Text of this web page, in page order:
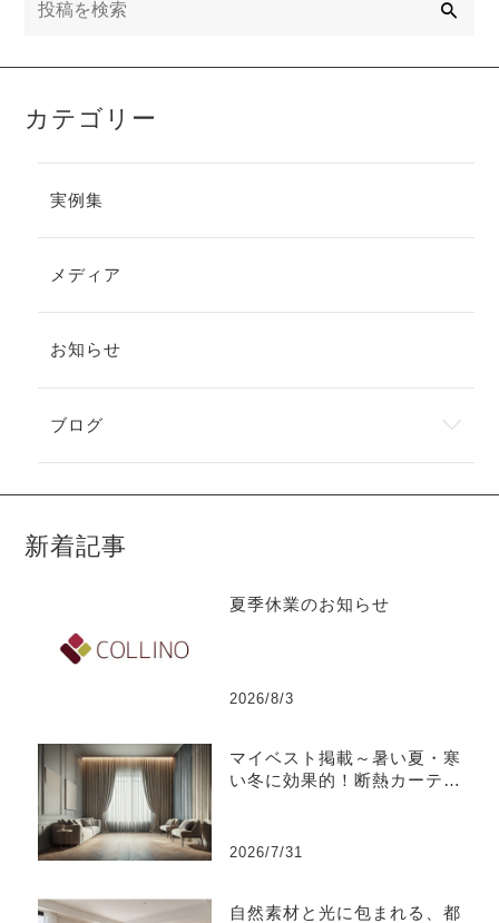
カテゴリー
実例集
メディア
お知らせ
ブログ
新着記事
夏季休業のお知らせ
2026/8/3
マイベスト掲載～暑い夏・寒
い冬に効果的！断熱カーテン
2026/7/31
自然素材と光に包まれる、都